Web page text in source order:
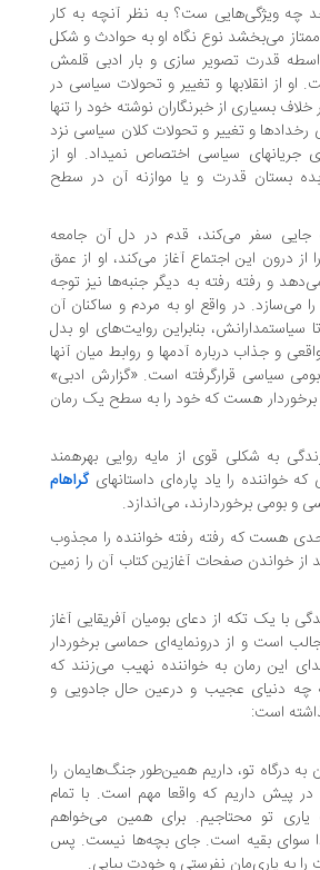
ست؟ به نظر آنچه به کار
نوع نگاه او به حوادث و شکل
تصویر سازی و بار ادبی قلمش
و تغییر و تحولات سیاسی در
از خبرنگاران نوشته خود را تنها
تغییر و تحولات کلان سیاسی نزد
سیاسی اختصاص نمیداد. او از
قدرت و یا موازنه آن در سطح
می‌کند، قدم در دل آن جامعه
این اجتماع آغاز می‌کند، او از عمق
رفته به دیگر جنبه‌ها نیز توجه
در واقع او به مردم و ساکنان آن
بنابراین روایت‌های او بدل
درباره آدمها و روابط میان آنها
قرارگرفته است. «گزارش ادبی»
هست که خود را به سطح یک رمان
شکلی قوی از مایه روایی بهرهمند
را یاد پاره‌ای داستانهایگراهام
برخوردارند، می‌اندازد.
که رفته رفته خواننده را مجذوب
صفحات آغازین کتاب آن را زمین
تکه از دعای بومیان آفریقایی آغاز
از درونمایه‌ای حماسی برخوردار
رمان به خواننده نهیب می‌زنند که
عجیب و درعین حال جادویی و
تو، داریم همین‌طور جنگ‌هایمان را
داریم که واقعا مهم است. با تمام
تو محتاجیم. برای همین می‌خواهم
بقیه است. جای بچه‌ها نیست. پس
نفرستی و خودت بیایی.